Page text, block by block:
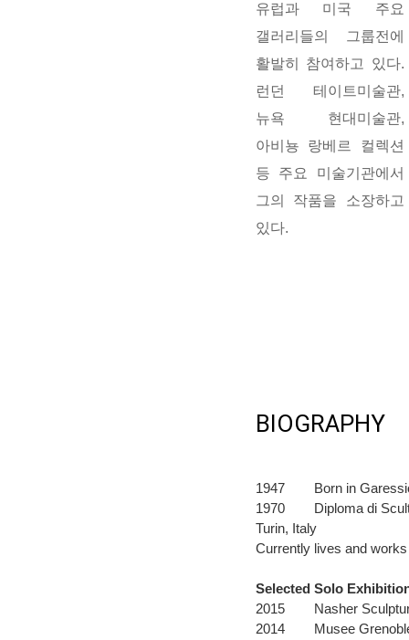
유럽과 미국 주요
갤러리들의 그룹전에
활발히 참여하고 있다.
런던 테이트미술관,
뉴욕 현대미술관,
아비뇽 랑베르 컬렉션
등 주요 미술기관에서
그의 작품을 소장하고
있다.
BIOGRAPHY
1947
Born in
1970
Diploma di
Turin, Italy
Currently lives and
Selected Solo
2015
Nasher
2014
Musee